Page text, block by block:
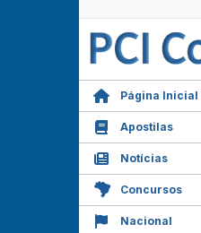
Página Inicial
Apostilas
Notícias
Concursos
Nacional